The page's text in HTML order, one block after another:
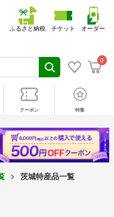
0
ふるさと納税 チケット オーダー
クーポン 特集
茨城特産品一覧